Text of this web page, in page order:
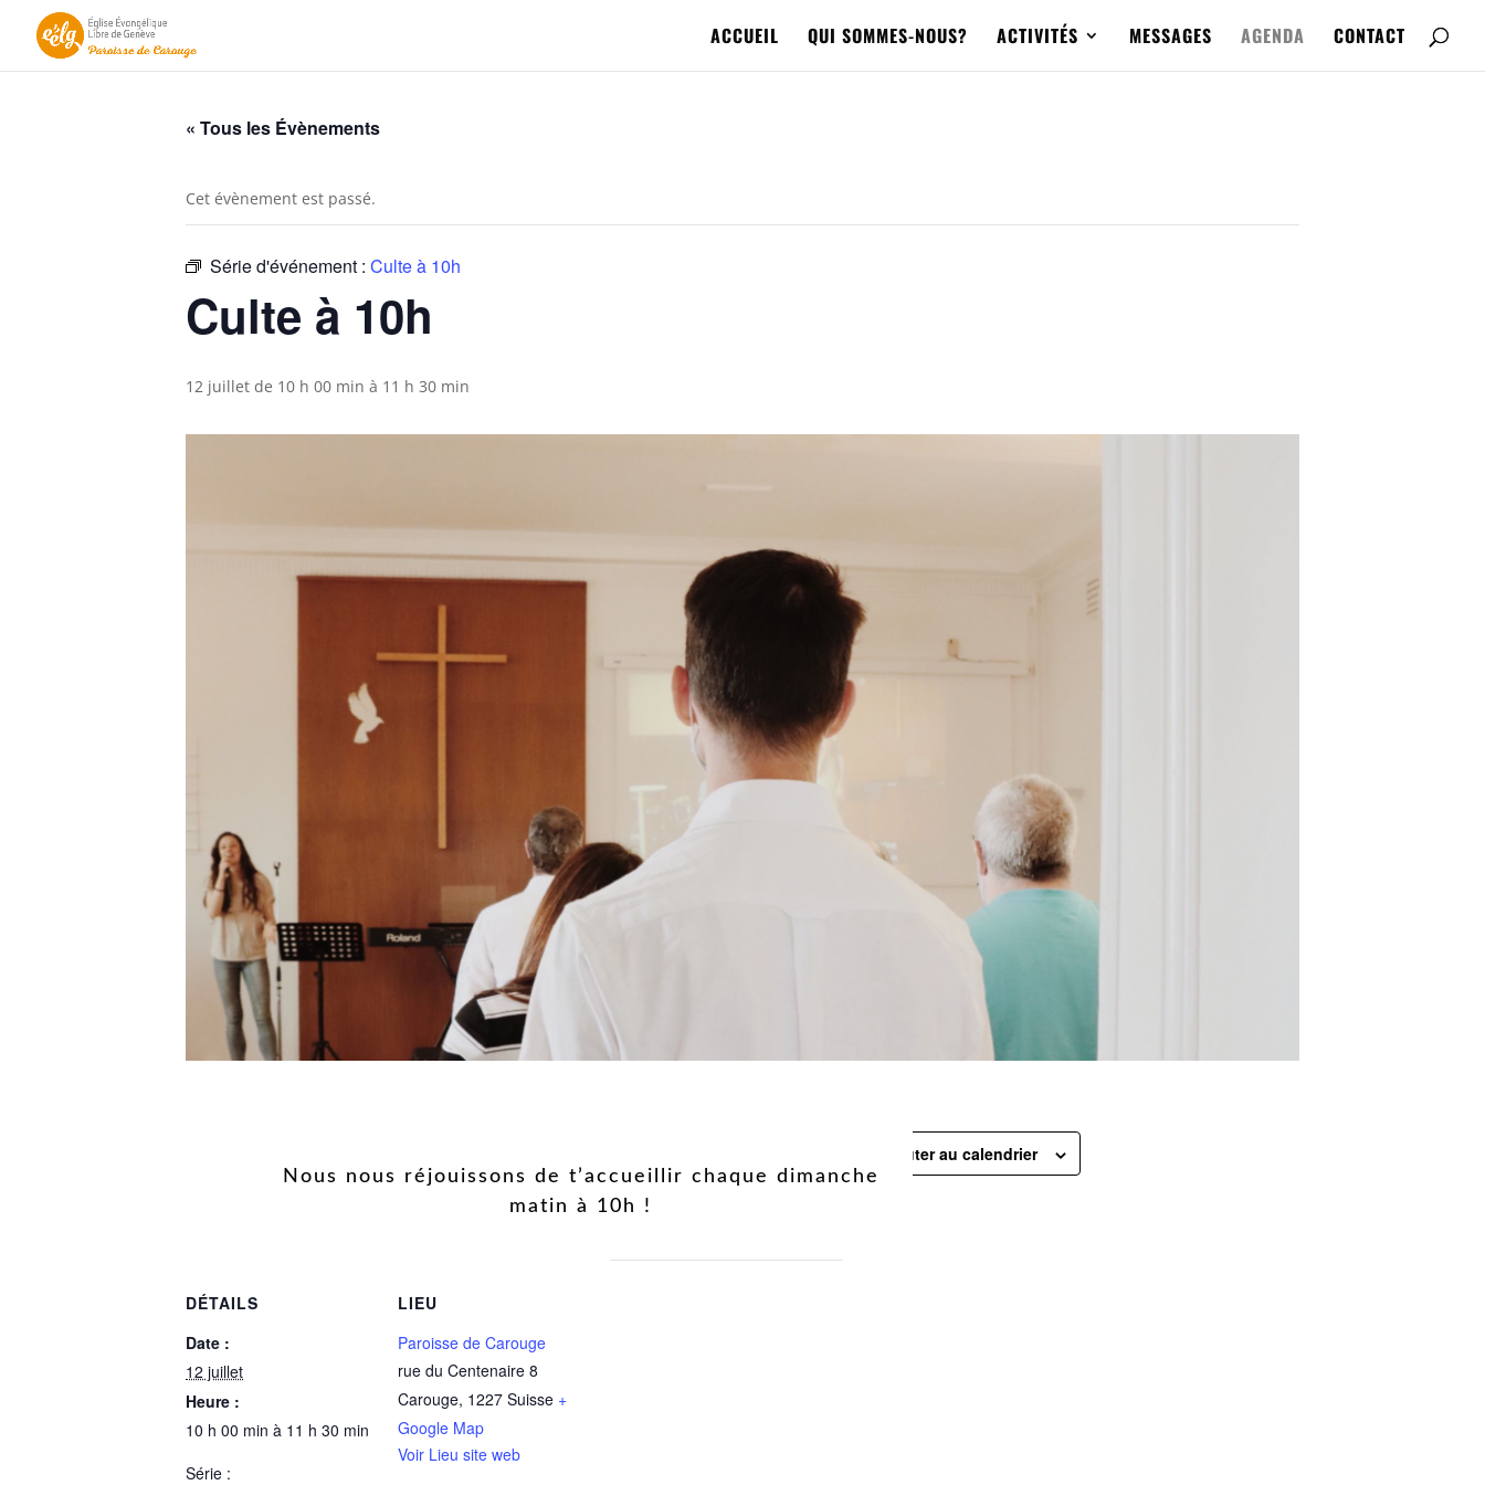
ACCUEIL QUI SOMMES-NOUS? ACTIVITÉS MESSAGES AGENDA CONTACT
« Tous les Évènements
Cet évènement est passé.
Série d'événement : Culte à 10h
Culte à 10h
12 juillet de 10 h 00 min à 11 h 30 min
Nous nous réjouissons de t’accueillir chaque dimanche
matin à 10h !
Ajouter au calendrier
DÉTAILS
Date :
12 juillet
Heure :
10 h 00 min à 11 h 30 min
Série :
LIEU
Paroisse de Carouge
rue du Centenaire 8
Carouge, 1227 Suisse +
Google Map
Voir Lieu site web